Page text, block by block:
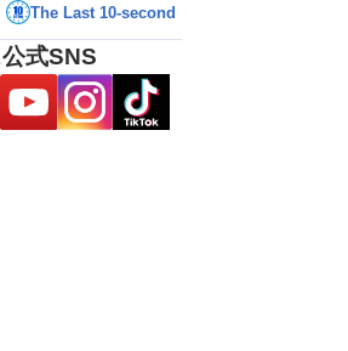
The Last 10-second
式SNS